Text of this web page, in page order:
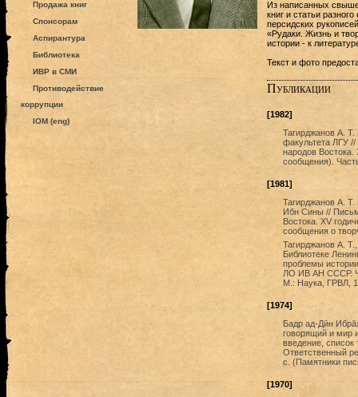
Продажа книг
Спонсорам
Аспирантура
Библиотека
ИВР в СМИ
Противодействие
коррупции
IOM (eng)
Из написанных свыше
книг и статьи
персидских
«Рудаки. Жизнь и
истории - к
Текст и фото
Публикации
[1982]
Тагирджанов А. Т.
факультета ЛГУ
народов
сообщения).
[1981]
Тагирджанов А.
Ибн Сины //
Востока. XV
сообщения о
Тагирджанов А.
Библиотеке
проблемы
ЛО ИВ АН СССР.
М.: Наука, ГРВЛ,
[1974]
Бадр ад-Дӣн
говорящий и мир
введение,
Ответственный
с. (Памятники
[1970]